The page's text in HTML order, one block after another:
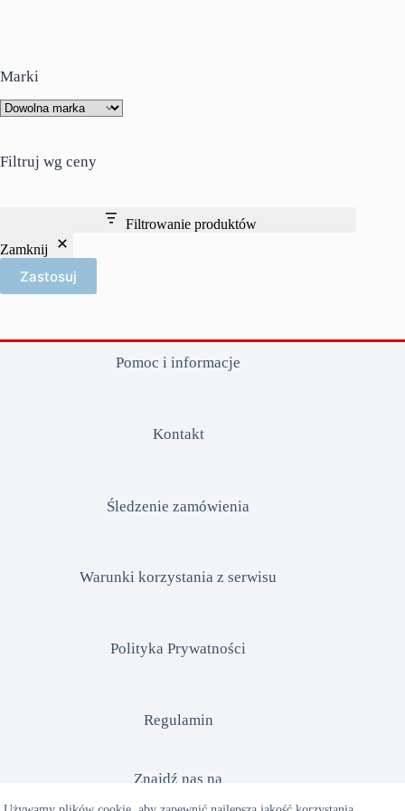
Marki
Filtruj wg ceny
Filtrowanie produktów
Zamknij
Zastosuj
Pomoc i informacje
Kontakt
Śledzenie zamówienia
Warunki korzystania z serwisu
Polityka Prywatności
Regulamin
Znajdź nas na